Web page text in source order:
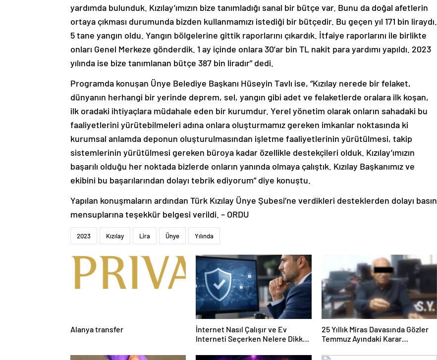
yardımda bulunduk. Kızılay’ımızın bize tanımladığı sanal bir bütçe var. Bunu da doğal afetlerin
ortaya çıkması durumunda bizden kullanmamızı istediği bir bütçedir. Bu geçen yıl 171 bin liraydı.
5 tane yangın oldu. Yangın bölgelerine gittik raporlarını çıkardık. İtfaiye raporlarını ile birlikte
onları Genel Merkeze gönderdik. 1 ay içinde onlara 30’ar bin TL nakit para yardımı yapıldı. 2023
yılında ise bize tanımlanan bütçe 387 bin liradır” dedi.
Programda konuşan Ünye Belediye Başkanı Hüseyin Tavlı ise, “Kızılay nerede bir felaket,
dünyanın herhangi bir yerinde deprem, sel, yangın gibi adet ve felaketlerde oralara ilk koşan,
ilk oradaki ihtiyaçlara müdahale eden bir kurumdur. Yerel yönetim olarak onların sahadaki bu
faaliyetlerini yürütebilmeleri adına onlara oluşturmamız gereken imkanlar noktasında ki
kurumsal anlamda deponun oluşturulmasından işletme faaliyetlerinin yürütülmesi, takip
sistemlerinin yürütülmesi gereken büroya kadar özellikle destekçileri olduk. Kızılay’ımızın
başarılı olduğu her noktada bizlerde onların yanında olmaya çalıştık. Kızılay Başkanımız ve
ekibini bu başarılarından dolayı tebrik ediyorum” diye konuştu.
Yapılan konuşmaların ardından Türk Kızılay Ünye Şubesi’ne verdikleri desteklerden dolayı basın
mensuplarına teşekkür belgesi verildi. – ORDU
2023 Kızılay Lira Ünye Yılında
Alanya transfer
İnternet Nasıl Çalışır ve Ev
Interneti Seçerken Nelere Dikkat
25 Yıllık Miras Davasında Gözler
Temmuz Ayındaki Karar